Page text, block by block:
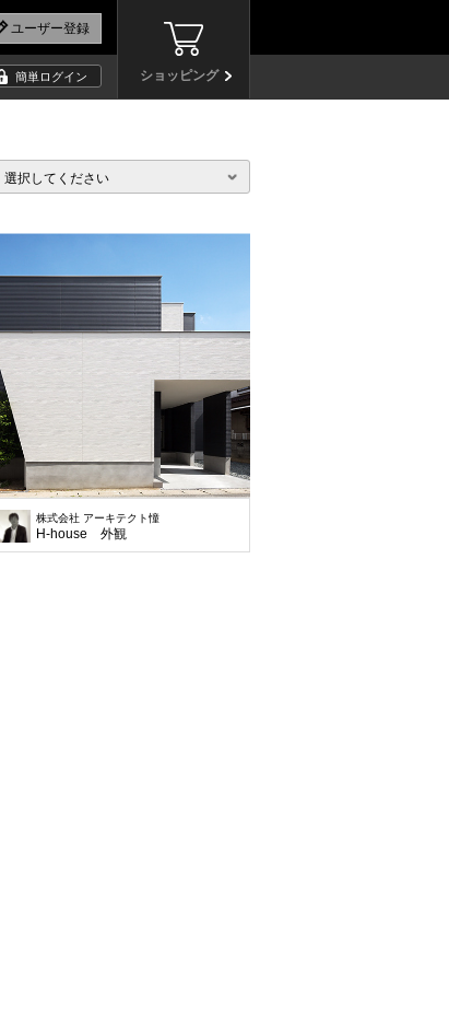
ショッピング
簡単ログイン
選択してください
株式会社 アーキテクト憧
H-house 外観